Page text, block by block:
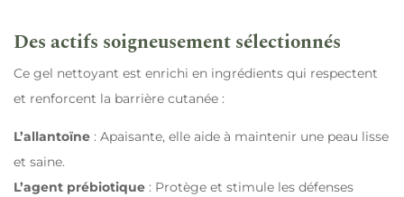
Des actifs soigneusement sélectionnés
Ce gel nettoyant est enrichi en ingrédients qui respectent
et renforcent la barrière cutanée :
L’allantoïne : Apaisante, elle aide à maintenir une peau lisse
et saine.
L’agent prébiotique : Protège et stimule les défenses